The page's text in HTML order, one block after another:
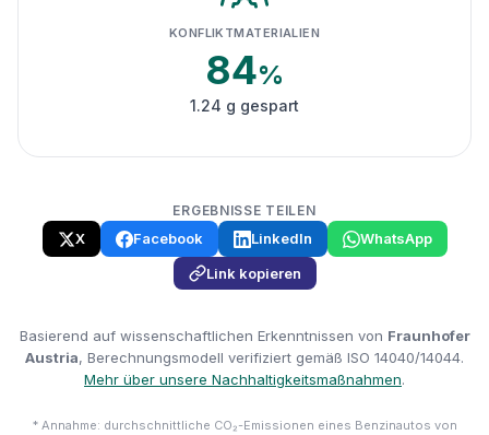
KONFLIKTMATERIALIEN
84%
1.24 g gespart
ERGEBNISSE TEILEN
X Facebook LinkedIn
WhatsApp
Link kopieren
Basierend auf wissenschaftlichen Erkenntnissen von Fraunhofer
Austria, Berechnungsmodell verifiziert gemäß ISO 14040/14044.
Mehr über unsere Nachhaltigkeitsmaßnahmen.
* Annahme: durchschnittliche CO₂-Emissionen eines Benzinautos von